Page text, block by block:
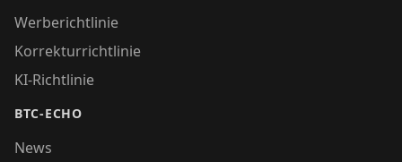
Werberichtlinie
Korrekturrichtlinie
KI-Richtlinie
BTC-ECHO
News